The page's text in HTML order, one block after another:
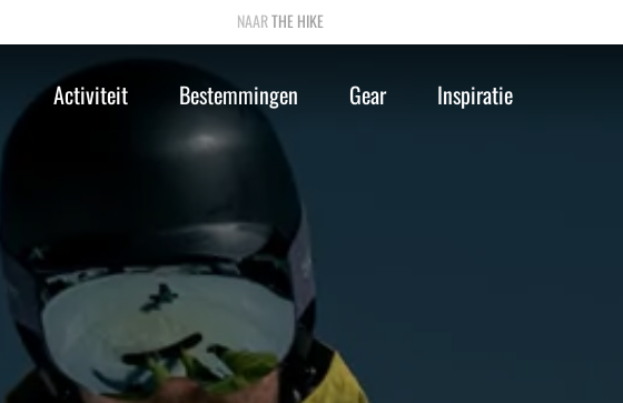
THE HIKE
Activiteit Bestemmingen Gear Inspiratie